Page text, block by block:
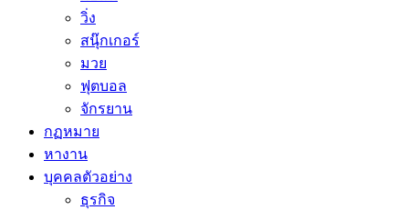
วิ่ง
สนุ๊กเกอร์
มวย
ฟุตบอล
จักรยาน
กฏหมาย
หางาน
บุคคลตัวอย่าง
ธุรกิจ